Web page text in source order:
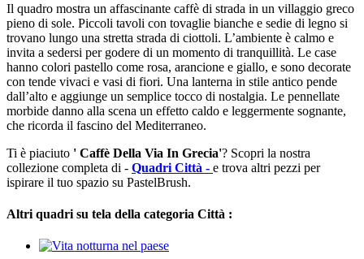
Il quadro mostra un affascinante caffè di strada in un villaggio greco
pieno di sole. Piccoli tavoli con tovaglie bianche e sedie di legno si
trovano lungo una stretta strada di ciottoli. L’ambiente è calmo e
invita a sedersi per godere di un momento di tranquillità. Le case
hanno colori pastello come rosa, arancione e giallo, e sono decorate
con tende vivaci e vasi di fiori. Una lanterna in stile antico pende
dall’alto e aggiunge un semplice tocco di nostalgia. Le pennellate
morbide danno alla scena un effetto caldo e leggermente sognante,
che ricorda il fascino del Mediterraneo.
Ti è piaciuto ' Caffè Della Via In Grecia'? Scopri la nostra
collezione completa di - Quadri Città - e trova altri pezzi per
ispirare il tuo spazio su PastelBrush.
Altri quadri su tela della categoria Città :